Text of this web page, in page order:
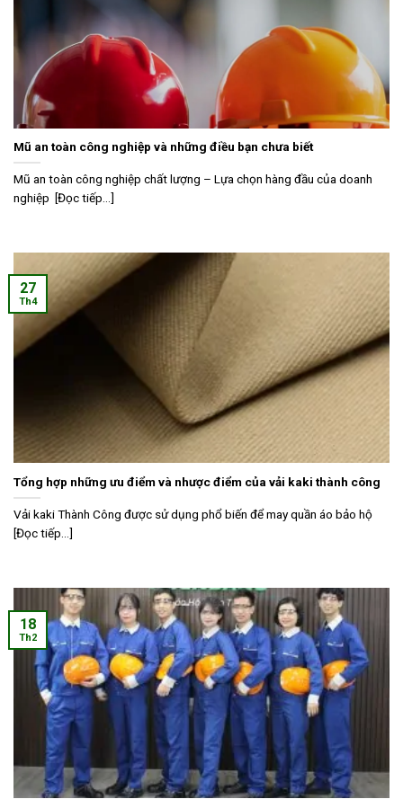
Mũ an toàn công nghiệp và những điều bạn chưa biết
Mũ an toàn công nghiệp chất lượng – Lựa chọn hàng đầu của doanh
nghiệp [Đọc tiếp...]
Tổng hợp những ưu điểm và nhược điểm của vải kaki thành công
Vải kaki Thành Công được sử dụng phổ biến để may quần áo bảo hộ
[Đọc tiếp...]
27
Th4
18
Th2